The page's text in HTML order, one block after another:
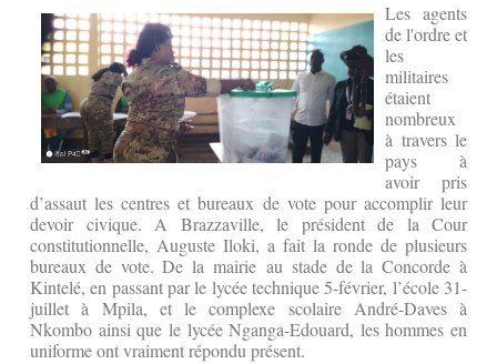
Les agents
de l'ordre et
les
militaires
étaient
nombreux
à travers le
pays à
avoir pris
d’assaut les centres et bureaux de vote pour accomplir leur
devoir civique. A Brazzaville, le président de la Cour
constitutionnelle, Auguste Iloki, a fait la ronde de plusieurs
bureaux de vote. De la mairie au stade de la Concorde à
Kintelé, en passant par le lycée technique 5-février, l’école 31-
juillet à Mpila, et le complexe scolaire André-Daves à
Nkombo ainsi que le lycée Nganga-Edouard, les hommes en
uniforme ont vraiment répondu présent.